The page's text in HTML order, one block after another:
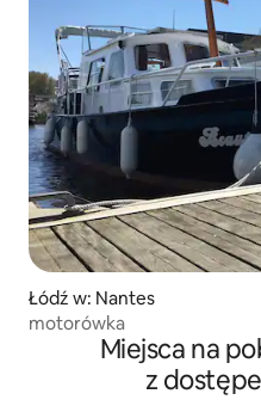
Łódź w: Nantes
motorówka
Miejsca na
z